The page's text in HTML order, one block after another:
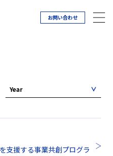
お問い合わせ
Year
支援する事業共創プログラ